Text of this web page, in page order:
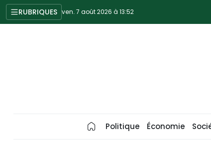
RUBRIQUES ven. 7 août 2026 à 13:52
Politique Économie